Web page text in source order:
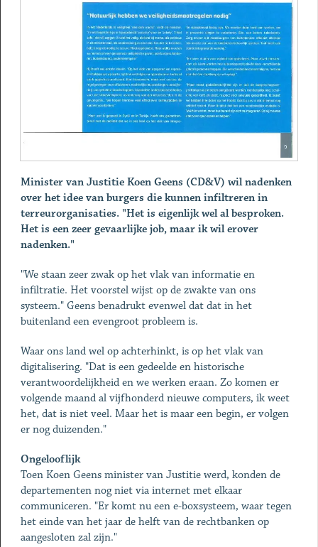
Minister van Justitie Koen Geens (CD&V) wil nadenken
over het idee van burgers die kunnen infiltreren in
terreurorganisaties. "Het is eigenlijk wel al besproken.
Het is een zeer gevaarlijke job, maar ik wil erover
nadenken."
"We staan zeer zwak op het vlak van informatie en
infiltratie. Het voorstel wijst op de zwakte van ons
systeem." Geens benadrukt evenwel dat dat in het
buitenland een evengroot probleem is.
Waar ons land wel op achterhinkt, is op het vlak van
digitalisering. "Dat is een gedeelde en historische
verantwoordelijkheid en we werken eraan. Zo komen er
volgende maand al vijfhonderd nieuwe computers, ik weet
het, dat is niet veel. Maar het is maar een begin, er volgen
er nog duizenden."
Ongelooflijk
Toen Koen Geens minister van Justitie werd, konden de
departementen nog niet via internet met elkaar
communiceren. "Er komt nu een e-boxsysteem, waar tegen
het einde van het jaar de helft van de rechtbanken op
aangesloten zal zijn."